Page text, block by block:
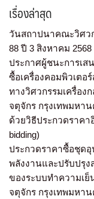
เรื่องล่าสุด
วันสถาปนาคณะวิศว
88 ปี 3 สิงหาคม 2568
ประกาศผู้ชนะการเส
ซื้อเครื่องคอมพิวเตอ
ทางวิศวกรรมเครื่อง
จตุจักร กรุงเทพมหา
ด้วยวิธีประกวดราคา
bidding)
ประกวดราคาซื้อชุด
พลังงานและปรับปรุ
ของระบบทำความเย็
จตุจักร กรุงเทพมหา